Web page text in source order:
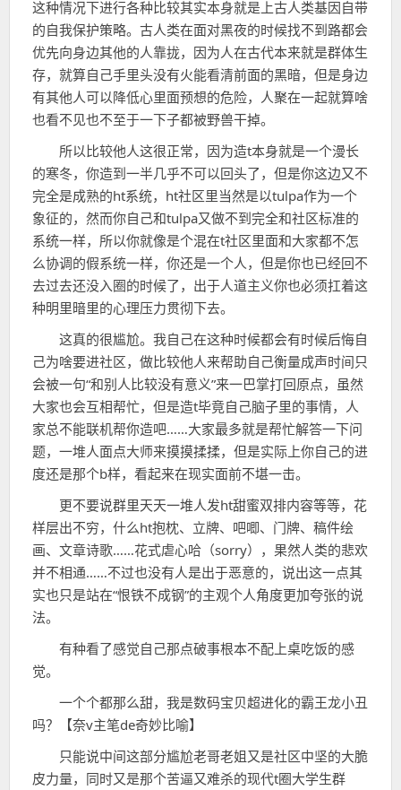
这种情况下进行各种比较其实本身就是上古人类基因自带
的自我保护策略。古人类在面对黑夜的时候找不到路都会
优先向身边其他的人靠拢，因为人在古代本来就是群体生
存，就算自己手里头没有火能看清前面的黑暗，但是身边
有其他人可以降低心里面预想的危险，人聚在一起就算啥
也看不见也不至于一下子都被野兽干掉。
所以比较他人这很正常，因为造t本身就是一个漫长
的寒冬，你造到一半几乎不可以回头了，但是你这边又不
完全是成熟的ht系统，ht社区里当然是以tulpa作为一个
象征的，然而你自己和tulpa又做不到完全和社区标准的
系统一样，所以你就像是个混在t社区里面和大家都不怎
么协调的假系统一样，你还是一个人，但是你也已经回不
去过去还没入圈的时候了，出于人道主义你也必须扛着这
种明里暗里的心理压力贯彻下去。
这真的很尴尬。我自己在这种时候都会有时候后悔自
己为啥要进社区，做比较他人来帮助自己衡量成声时间只
会被一句“和别人比较没有意义”来一巴掌打回原点，虽然
大家也会互相帮忙，但是造t毕竟自己脑子里的事情，人
家总不能联机帮你造吧……大家最多就是帮忙解答一下问
题，一堆人面点大师来摸摸揉揉，但是实际上你自己的进
度还是那个b样，看起来在现实面前不堪一击。
更不要说群里天天一堆人发ht甜蜜双排内容等等，花
样层出不穷，什么ht抱枕、立牌、吧唧、门牌、稿件绘
画、文章诗歌……花式虐心哈（sorry），果然人类的悲欢
并不相通……不过也没有人是出于恶意的，说出这一点其
实也只是站在“恨铁不成钢”的主观个人角度更加夸张的说
法。
有种看了感觉自己那点破事根本不配上桌吃饭的感
觉。
一个个都那么甜，我是数码宝贝超进化的霸王龙小丑
吗？【奈v主笔de奇妙比喻】
只能说中间这部分尴尬老哥老姐又是社区中坚的大脆
皮力量，同时又是那个苦逼又难杀的现代t圈大学生群